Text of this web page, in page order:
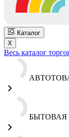
Каталог
X
Весь каталог
БЫТОВАЯ